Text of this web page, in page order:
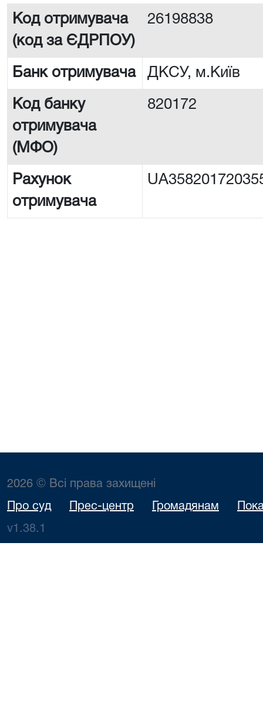
Код отримувача
(код за ЄДРПОУ)
26198838
Банк отримувача ДКСУ, м.Київ
Код банку
отримувача
(МФО)
820172
Рахунок
отримувача
2026 © Всі права захищені
Про суд Прес-центр Громадянам
v1.38.1